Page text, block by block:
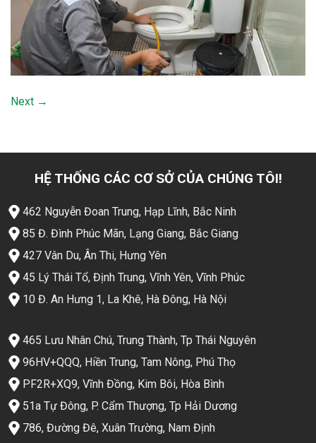
Next →
HỆ THỐNG CÁC CƠ SỞ CỦA CHÚNG TÔI!
462 Nguyễn Đoan Trung, Hạp Lĩnh, Bắc Ninh
85 Đ. Đình Phúc Mãn, Lạng Giang, Bắc Giang
427 Vân Du, Ân Thi, Hưng Yên
45 Lý Thái Tổ, Định Trung, Vĩnh Yên, Vĩnh Phúc
10 Đ. An Hưng 1, La Khê, Hà Đông, Hà Nội
465 Lưu Nhân Chú, Trung Thành, Tp Thái Nguyên
96HV+QQQ, Hiền Trung, Tam Nông, Phú Thọ
PF2R+XQ9, Vĩnh Đồng, Kim Bôi, Hòa Bình
51a Tự Đông, P. Cẩm Thượng, Tp Hải Dương
786, Đường Đê, Xuân Trường, Nam Định